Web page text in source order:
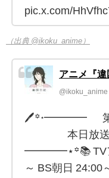
pic.x.com/
（出典 @ikoku_anime）
アニメ『
@ikoku_anime
🖊꙳⋆━━━━ 第8
本日
━━━━⋆꙳📚 TV
～ BS朝日 24:00